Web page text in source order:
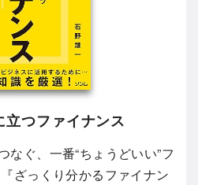
立つファイナンス
なぐ、一番“ちょうどいい”フ
ざっくり分かるファイナン